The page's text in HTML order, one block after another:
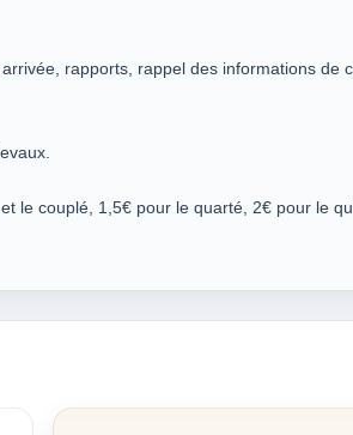
rapports, rappel des informations de
le couplé, 1,5€ pour le quarté, 2€ pour le